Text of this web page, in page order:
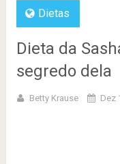
Dietas
Dieta da
segredo dela
Betty Krause Dez